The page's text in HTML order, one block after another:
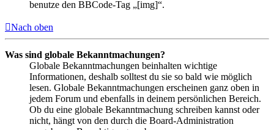
benutze den BBCode-Tag „[img]“.
Nach oben
Was sind globale Bekanntmachungen?
Globale Bekanntmachungen beinhalten wichtige
Informationen, deshalb solltest du sie so bald wie möglich
lesen. Globale Bekanntmachungen erscheinen ganz oben in
jedem Forum und ebenfalls in deinem persönlichen Bereich.
Ob du eine globale Bekanntmachung schreiben kannst oder
nicht, hängt von den durch die Board-Administration